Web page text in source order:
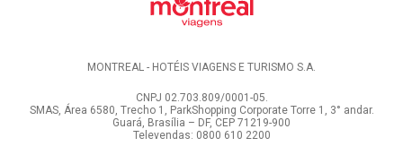
MONTREAL - HOTÉIS VIAGENS E TURISMO S.A.
CNPJ 02.703.809/0001-05.
SMAS, Área 6580, Trecho 1, ParkShopping Corporate Torre 1, 3° andar.
Guará, Brasília – DF, CEP 71219-900
Televendas: 0800 610 2200